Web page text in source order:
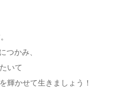
かみ、
いて
輝かせて生きましょう！